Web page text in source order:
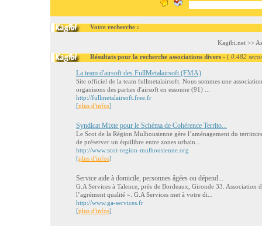
Votre recherche :
Kagibi.net>>
Résultats pour la recherche associations divers - ( 0.482
La team d'airsoft des FullMetalairsoft (FMA)
Site officiel de la team fullmetalairsoft. Nous sommes une
organisons des parties d'airsoft en essonne (91) ...
http://fullmetalairsoft.free.fr
[plus d'infos]
Syndicat Mixte pour le Schéma de Cohérence Territo...
Le Scot de la Région Mulhousienne gère l’aménagement du
de préserver un équilibre entre zones urbain...
http://www.scot-region-mulhousienne.org
[plus d'infos]
Service aide à domicile, personnes âgées ou dépend...
G.A Services à Talence, près de Bordeaux, Gironde 33. Association
l’agrément qualité ». G.A Services met à votre di...
http://www.ga-services.fr
[plus d'infos]